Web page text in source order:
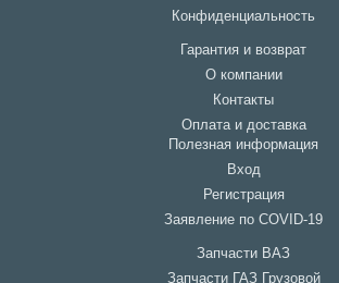
Конфиденциальность
Гарантия и возврат
О компании
Контакты
Оплата и доставка
Полезная информация
Вход
Регистрация
Заявление по COVID-19
Запчасти ВАЗ
Запчасти ГАЗ Грузовой